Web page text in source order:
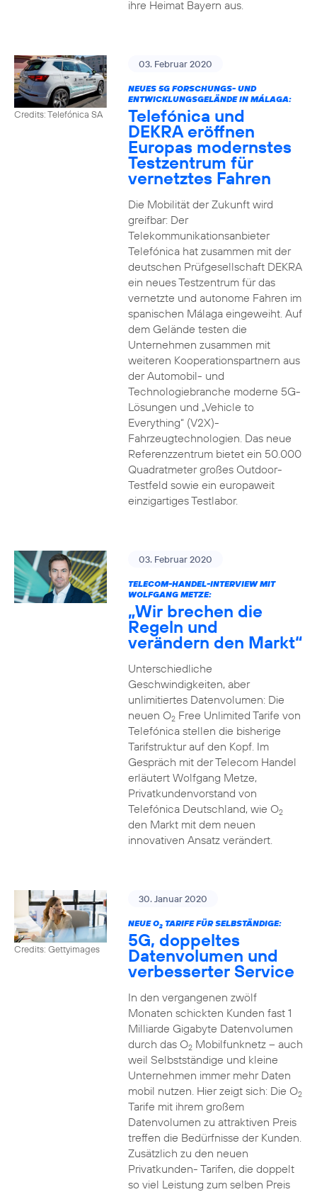
ihre Heimat Bayern aus.
Credits: Telefónica SA
03. Februar 2020
NEUES 5G FORSCHUNGS- UND
ENTWICKLUNGSGELÄNDE IN MÁLAGA:
Telefónica und
DEKRA eröffnen
Europas modernstes
Testzentrum für
vernetztes Fahren
Die Mobilität der Zukunft wird
greifbar: Der
Telekommunikationsanbieter
Telefónica hat zusammen mit der
deutschen Prüfgesellschaft DEKRA
ein neues Testzentrum für das
vernetzte und autonome Fahren im
spanischen Málaga eingeweiht. Auf
dem Gelände testen die
Unternehmen zusammen mit
weiteren Kooperationspartnern aus
der Automobil- und
Technologiebranche moderne 5G-
Lösungen und „Vehicle to
Everything“ (V2X)-
Fahrzeugtechnologien. Das neue
Referenzzentrum bietet ein 50.000
Quadratmeter großes Outdoor-
Testfeld sowie ein europaweit
einzigartiges Testlabor.
03. Februar 2020
TELECOM-HANDEL-INTERVIEW MIT
WOLFGANG METZE:
„Wir brechen die
Regeln und
verändern den Markt“
Unterschiedliche
Geschwindigkeiten, aber
unlimitiertes Datenvolumen: Die
neuen O2Free Unlimited Tarife von
Telefónica stellen die bisherige
Tarifstruktur auf den Kopf. Im
Gespräch mit der Telecom Handel
erläutert Wolfgang Metze,
Privatkundenvorstand von
Telefónica Deutschland, wie O2
den Markt mit dem neuen
innovativen Ansatz verändert.
Credits: Gettyimages
30. Januar 2020
NEUE O2TARIFE FÜR SELBSTÄNDIGE:
5G, doppeltes
Datenvolumen und
verbesserter Service
In den vergangenen zwölf
Monaten schickten Kunden fast 1
Milliarde Gigabyte Datenvolumen
durch das O2Mobilfunknetz – auch
weil Selbstständige und kleine
Unternehmen immer mehr Daten
mobil nutzen. Hier zeigt sich: Die O2
Tarife mit ihrem großem
Datenvolumen zu attraktiven Preis
treffen die Bedürfnisse der Kunden.
Zusätzlich zu den neuen
Privatkunden- Tarifen, die doppelt
so viel Leistung zum selben Preis